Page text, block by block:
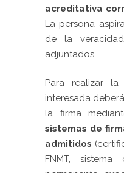
acreditativa
La persona
de la
adjuntados.
Para realizar
interesada
la firma
sistemas de
admitidos
FNMT,